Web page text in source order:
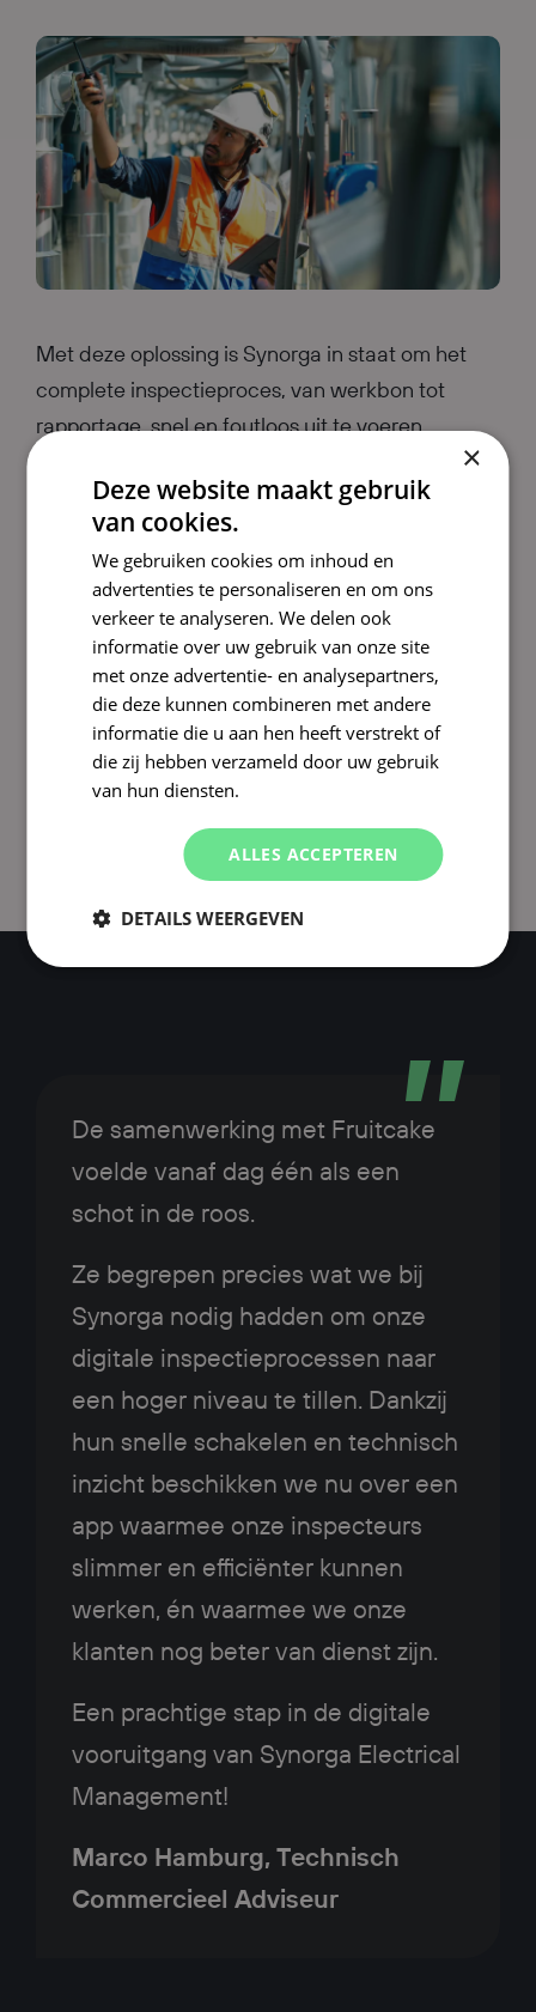
Met deze oplossing is Synorga in staat om het
complete inspectieproces, van werkbon tot
rapportage, snel en foutloos uit te voeren.
direct hun rapport en het management beschikt
over actuele data vanuit één centraal systeem.
Wil je ook af van versnipperde tools of
tijdrovende administratie? Wellicht kunnen we
jou ook helpen om processen slimmer,
eenvoudiger en efficiënter te maken met
maatwerksoftware die precies past bij de manier
waarop jij werkt.
De samenwerking met Fruitcake
voelde vanaf dag één als een
schot in de roos.
Ze begrepen precies wat we bij
Synorga nodig hadden om onze
digitale inspectieprocessen naar
een hoger niveau te tillen. Dankzij
hun snelle schakelen en technisch
inzicht beschikken we nu over een
app waarmee onze inspecteurs
slimmer en efficiënter kunnen
werken, én waarmee we onze
klanten nog beter van dienst zijn.
Een prachtige stap in de digitale
vooruitgang van Synorga Electrical
Management!
Marco Hamburg, Technisch
Commercieel Adviseur
×
Deze website maakt gebruik
van cookies.
We gebruiken cookies om inhoud en
advertenties te personaliseren en om ons
verkeer te analyseren. We delen ook
informatie over uw gebruik van onze site
met onze advertentie- en analysepartners,
die deze kunnen combineren met andere
informatie die u aan hen heeft verstrekt of
die zij hebben verzameld door uw gebruik
van hun diensten.
ALLES ACCEPTEREN
DETAILS WEERGEVEN